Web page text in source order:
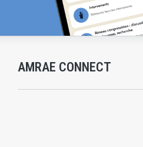
AMRAE CONNECT